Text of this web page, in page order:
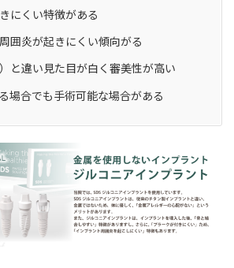
にくい特徴がある
囲炎が起きにくい傾向がる
と違い見た目が白く審美性が高い
場合でも手術可能な場合がある